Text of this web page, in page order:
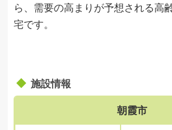
ら、需要の高まりが予想される高
宅です。
施設情報
朝霞市